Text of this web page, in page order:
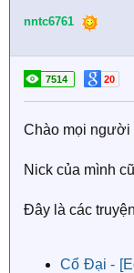
nntc6761
7514 20
Chào mọi người
Nick của mình
Đây là các
Cổ Đại -